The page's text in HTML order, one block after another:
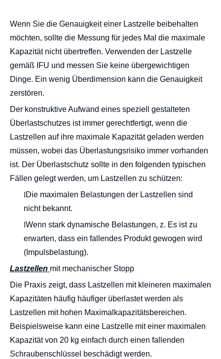
Wenn Sie die Genauigkeit einer Lastzelle beibehalten
möchten, sollte die Messung für jedes Mal die maximale
Kapazität nicht übertreffen. Verwenden der Lastzelle
gemäß IFU und messen Sie keine übergewichtigen
Dinge. Ein wenig Überdimension kann die Genauigkeit
zerstören.
Der konstruktive Aufwand eines speziell gestalteten
Überlastschutzes ist immer gerechtfertigt, wenn die
Lastzellen auf ihre maximale Kapazität geladen werden
müssen, wobei das Überlastungsrisiko immer vorhanden
ist. Der Überlastschutz sollte in den folgenden typischen
Fällen gelegt werden, um Lastzellen zu schützen:
lDie maximalen Belastungen der Lastzellen sind
nicht bekannt.
lWenn stark dynamische Belastungen, z. Es ist zu
erwarten, dass ein fallendes Produkt gewogen wird
(Impulsbelastung).
Lastzellen mit mechanischer Stopp
Die Praxis zeigt, dass Lastzellen mit kleineren maximalen
Kapazitäten häufig häufiger überlastet werden als
Lastzellen mit hohen Maximalkapazitätsbereichen.
Beispielsweise kann eine Lastzelle mit einer maximalen
Kapazität von 20 kg einfach durch einen fallenden
Schraubenschlüssel beschädigt werden.